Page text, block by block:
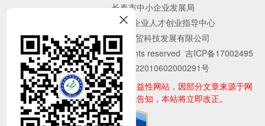
长春市中小企业发展局
主办单位：长春市中小企业人才创业指导中心
技术支持： 吉林省云贸科技发展有限公司
©2017 www.cccyzdzx.com All rights reserved 吉ICP备17002495
号-1
吉公网备案 22010602000291号
声明：本网站为服务中小企业的公益性网站，因部分文章来源于网
络，如有侵权请来邮、来电告知，本站将立即改正。